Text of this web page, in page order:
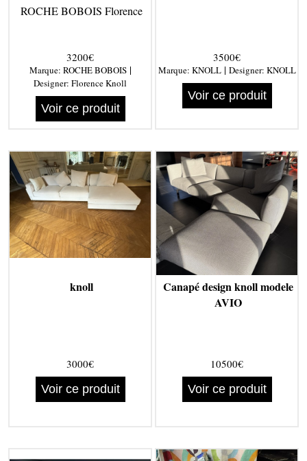
ROCHE BOBOIS Florence
3200€
Marque: ROCHE BOBOIS|
Designer: Florence Knoll
Voir ce produit
3500€
Marque: KNOLL| Designer: KNOLL
Voir ce produit
knoll
3000€
Voir ce produit
Canapé design knoll modele
AVIO
10500€
Voir ce produit